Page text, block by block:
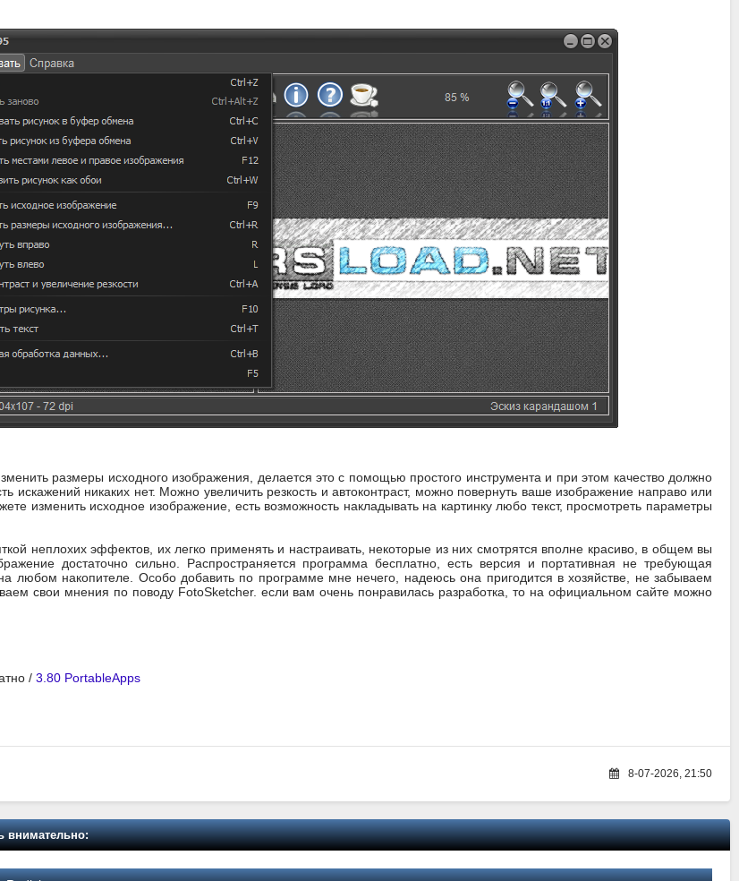
размеры исходного изображения, делается это с помощью простого инструмента и при этом качество должно
искажений никаких нет. Можно увеличить резкость и автоконтраст, можно повернуть ваше изображение направо или
изменить исходное изображение, есть возможность накладывать на картинку любо текст, просмотреть параметры
неплохих эффектов, их легко применять и настраивать, некоторые из них смотрятся вполне красиво, в общем вы
достаточно сильно. Распространяется программа бесплатно, есть версия и портативная не требующая
любом накопителе. Особо добавить по программе мне нечего, надеюсь она пригодится в хозяйстве, не забываем
свои мнения по поводу FotoSketcher. если вам очень понравилась разработка, то на официальном сайте можно
/ 3.80 PortableApps
8-07-2026, 21:50
внимательно: